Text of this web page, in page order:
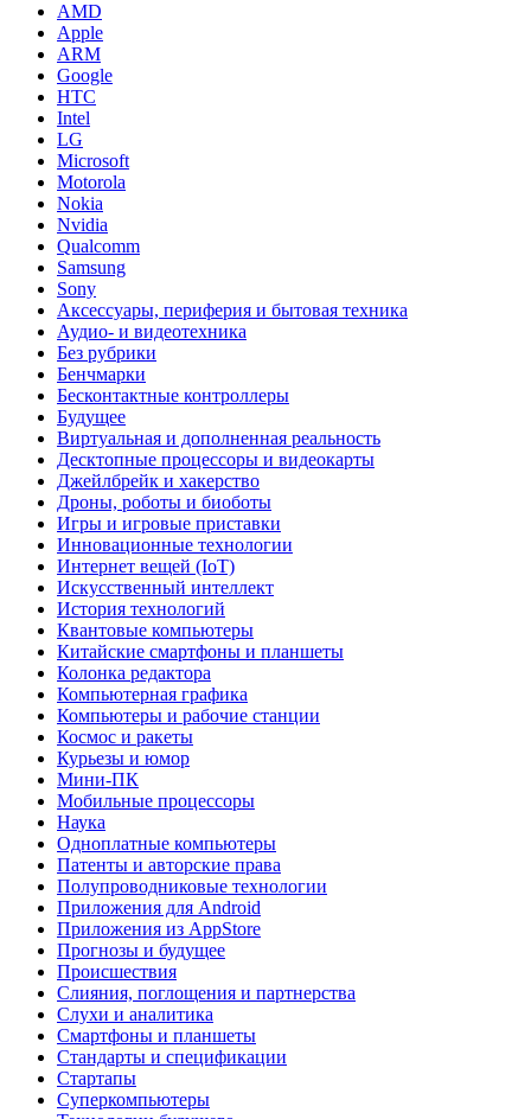
AMD
Apple
ARM
Google
HTC
Intel
LG
Microsoft
Motorola
Nokia
Nvidia
Qualcomm
Samsung
Sony
Аксессуары, периферия и бытовая техника
Аудио- и видеотехника
Без рубрики
Бенчмарки
Бесконтактные контроллеры
Будущее
Виртуальная и дополненная реальность
Десктопные процессоры и видеокарты
Джейлбрейк и хакерство
Дроны, роботы и биоботы
Игры и игровые приставки
Инновационные технологии
Интернет вещей (IoT)
Искусственный интеллект
История технологий
Квантовые компьютеры
Китайские смартфоны и планшеты
Колонка редактора
Компьютерная графика
Компьютеры и рабочие станции
Космос и ракеты
Курьезы и юмор
Мини-ПК
Мобильные процессоры
Наука
Одноплатные компьютеры
Патенты и авторские права
Полупроводниковые технологии
Приложения для Android
Приложения из AppStore
Прогнозы и будущее
Происшествия
Слияния, поглощения и партнерства
Слухи и аналитика
Смартфоны и планшеты
Стандарты и спецификации
Стартапы
Суперкомпьютеры